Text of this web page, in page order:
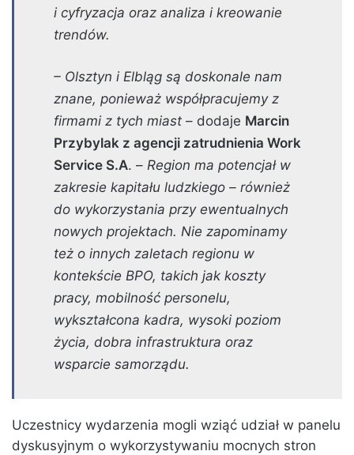
i cyfryzacja oraz analiza i kreowanie
trendów.
– Olsztyn i Elbląg są doskonale nam
znane, ponieważ współpracujemy z
firmami z tych miast – dodaje Marcin
Przybylak z agencji zatrudnienia Work
Service S.A. – Region ma potencjał w
zakresie kapitału ludzkiego – również
do wykorzystania przy ewentualnych
nowych projektach. Nie zapominamy
też o innych zaletach regionu w
kontekście BPO, takich jak koszty
pracy, mobilność personelu,
wykształcona kadra, wysoki poziom
życia, dobra infrastruktura oraz
wsparcie samorządu.
Uczestnicy wydarzenia mogli wziąć udział w panelu
dyskusyjnym o wykorzystywaniu mocnych stron